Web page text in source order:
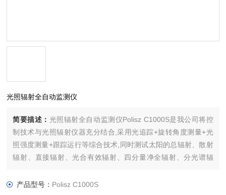
光照辐射全自动监测仪
简要描述： 光照辐射全自动监测仪Polisz C1000S是我公司将控
制技术与光照辐射仪器充分结合,采用光追踪+旋转角度测量+光
照强度测量+跟踪运行等综合技术,同时测试太阳的总辐射、散射
辐射、直接辐射、光合有效辐射、四分量净全辐射、分光谱辐
产品型号： Polisz C1000S